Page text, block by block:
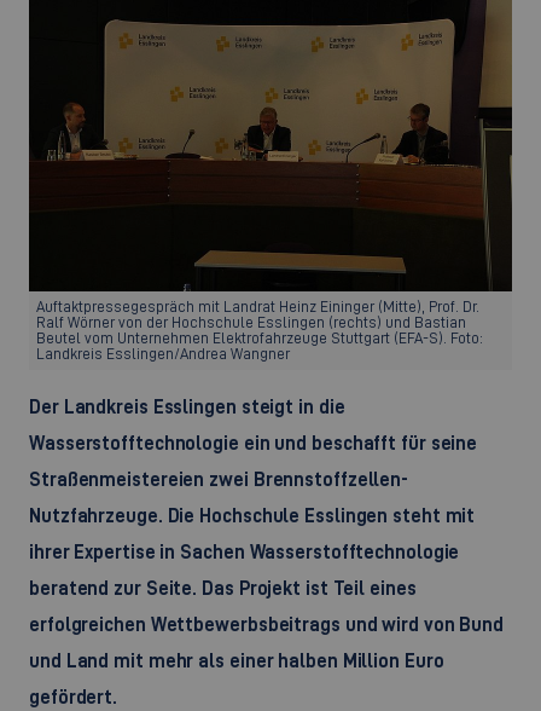
Auftaktpressegespräch mit Landrat Heinz Eininger (Mitte), Prof. Dr.
Ralf Wörner von der Hochschule Esslingen (rechts) und Bastian
Beutel vom Unternehmen Elektrofahrzeuge Stuttgart (EFA-S). Foto:
Landkreis Esslingen/Andrea Wangner
Der Landkreis Esslingen steigt in die
Wasserstofftechnologie ein und beschafft für seine
Straßenmeistereien zwei Brennstoffzellen-
Nutzfahrzeuge. Die Hochschule Esslingen steht mit
ihrer Expertise in Sachen Wasserstofftechnologie
beratend zur Seite. Das Projekt ist Teil eines
erfolgreichen Wettbewerbsbeitrags und wird von Bund
und Land mit mehr als einer halben Million Euro
gefördert.